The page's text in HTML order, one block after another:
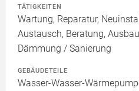
TÄTIGKEITEN
Wartung, Reparatur,
Austausch, Beratung,
Dämmung / Sanierung
GEBÄUDETEILE
Wasser-Wasser-